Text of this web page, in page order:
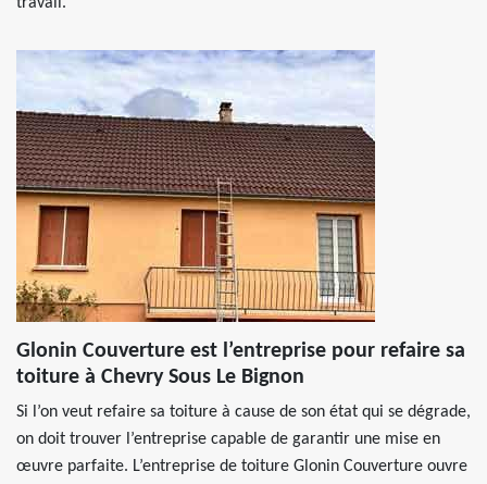
Glonin Couverture est l’entreprise pour refaire sa
toiture à Chevry Sous Le Bignon
Si l’on veut refaire sa toiture à cause de son état qui se dégrade,
on doit trouver l’entreprise capable de garantir une mise en
œuvre parfaite. L’entreprise de toiture Glonin Couverture ouvre